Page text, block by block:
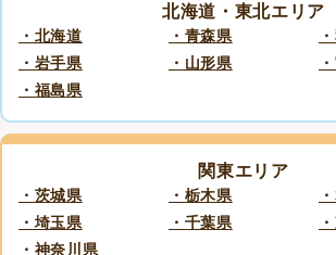
北海道・東北エリア
・北海道 ・青森県
・岩手県
・山形県
・福島県
関東エリア
・茨城県 ・栃木県
・埼玉県
・千葉県
・神奈川県